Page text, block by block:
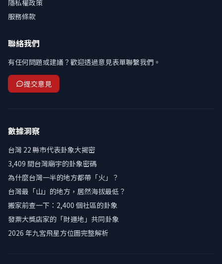
隱私權政策
服務條款
聯絡我們
有任何問題或建議？歡迎透過意見表單聯繫我們。
提交意見
數據洞察
台灣 22 縣市代表卦象大揭密
3,409 間台灣廟宇的卦象密碼
為什麼台灣一半的地方都帶「火」？
台灣最「山」的地方，居然海拔最低？
搬家前查一下：2,400 個社區的卦象
發票大獎店家的「財運地」共同卦象
2026 年九宮飛星方位圖完整解析